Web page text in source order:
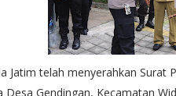
Jatim telah menyerahkan Surat
Desa Gendingan, Kecamatan